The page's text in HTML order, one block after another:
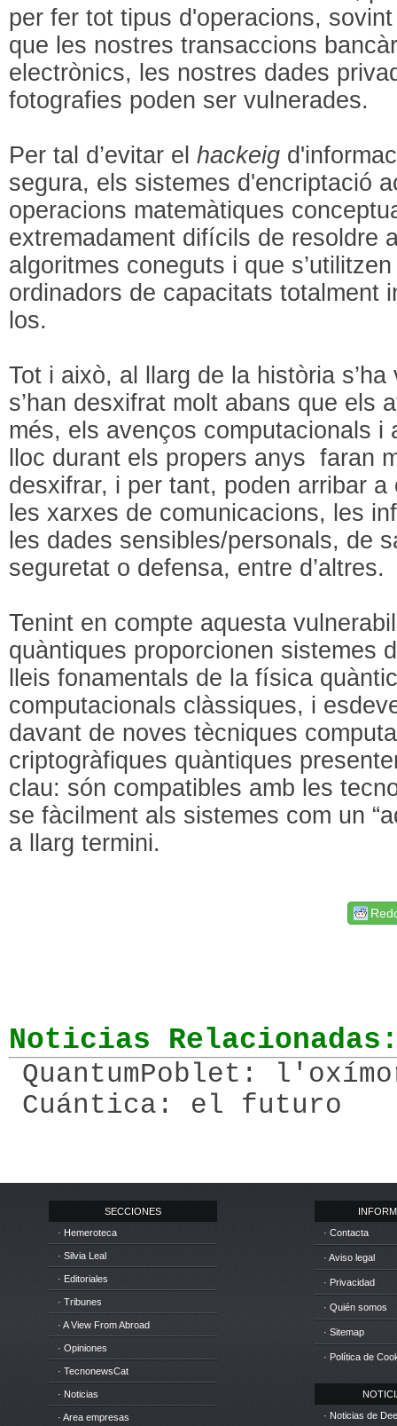
per fer tot tipus d'operacions,
que les nostres transaccions
electrònics, les nostres dades
fotografies poden ser vulnerades.
Per tal d’evitar elhackeig
segura, els sistemes d'encriptació
operacions matemàtiques
extremadament difícils de resoldre
algoritmes coneguts i que
ordinadors de capacitats totalment
los.
Tot i això, al llarg de la història
s’han desxifrat molt abans que els
més, els avenços computacionals i
lloc durant els propers anys faran
desxifrar, i per tant, poden arribar
les xarxes de comunicacions, les
les dades sensibles/personals, de
seguretat o defensa, entre d’altres.
Tenint en compte aquesta
quàntiques proporcionen sistemes
lleis fonamentals de la física
computacionals clàssiques, i
davant de noves tècniques
criptogràfiques quàntiques
clau: són compatibles amb les
se fàcilment als sistemes com un
a llarg termini.
Noticias
QuantumPoblet:
Cuántica: el futuro
SECCIONES
· Hemeroteca
· Silvia Leal
· Editoriales
· Tribunes
· A View From Abroad
· Opiniones
· TecnonewsCat
· Noticias
· Area empresas
· Contacta
· Aviso legal
· Privacidad
· Quién somos
· Sitemap
· Política de
· Noticias de